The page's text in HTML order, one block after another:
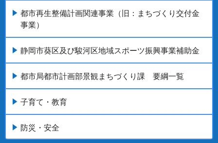
都市再生整備計画関連事業（旧：まちづくり交付金
事業）
静岡市葵区及び駿河区地域スポーツ振興事業補助金
都市局都市計画部景観まちづくり課 要綱一覧
子育て・教育
防災・安全